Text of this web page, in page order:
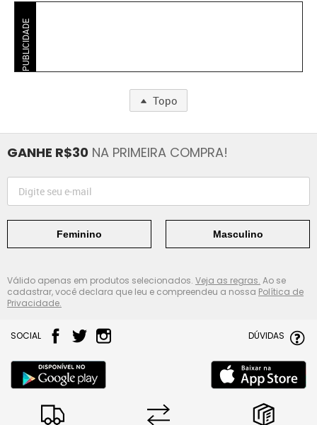
PUBLICIDADE
Topo
GANHE R$30 NA PRIMEIRA COMPRA!
Feminino Masculino
Válido apenas em produtos selecionados. Veja as regras. Ao se
cadastrar, você declara que leu e compreendeu a nossa Política de
Privacidade.
SOCIAL DÚVIDAS